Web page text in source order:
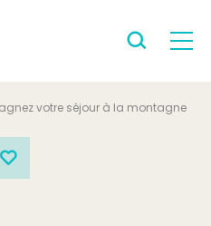
votre séjour à la montagne